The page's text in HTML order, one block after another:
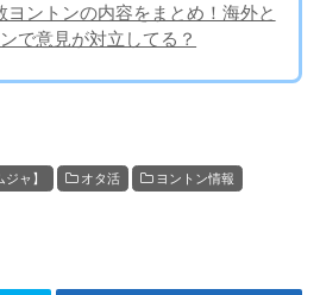
ヨントンの内容をまとめ！海外と
で意見が対立してる？
ャ】 オタ活 ヨントン情報